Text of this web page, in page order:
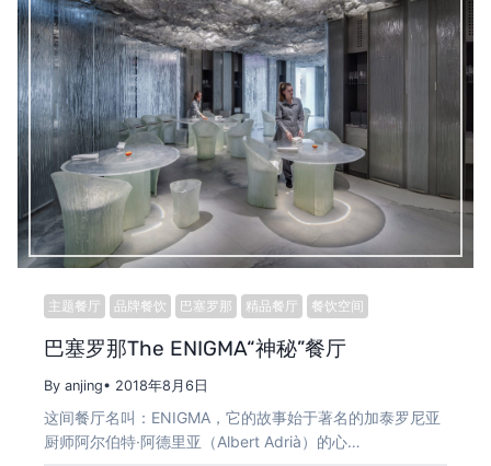
主题餐厅 品牌餐饮 巴塞罗那 精品餐厅 餐饮空间
巴塞罗那The ENIGMA“神秘”餐厅
By anjing• 2018年8月6日
这间餐厅名叫：ENIGMA，它的故事始于著名的加泰罗尼亚
厨师阿尔伯特·阿德里亚（Albert Adrià）的心…